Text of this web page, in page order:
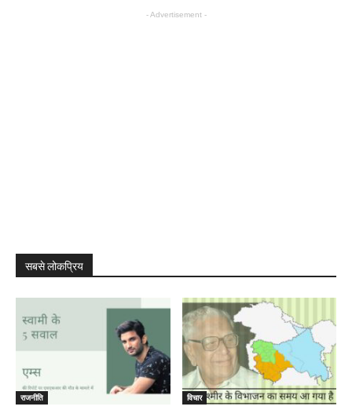
- Advertisement -
सबसे लोकप्रिय
राजनीति विचार